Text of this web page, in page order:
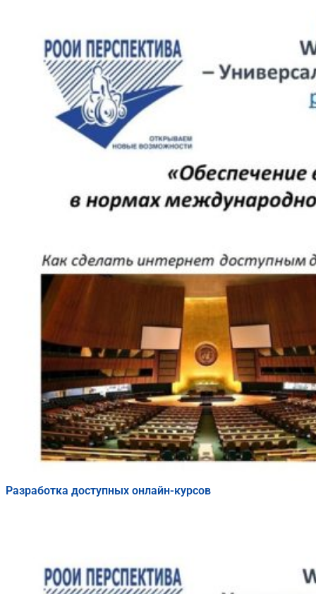
Разработка доступных онлайн-курсов